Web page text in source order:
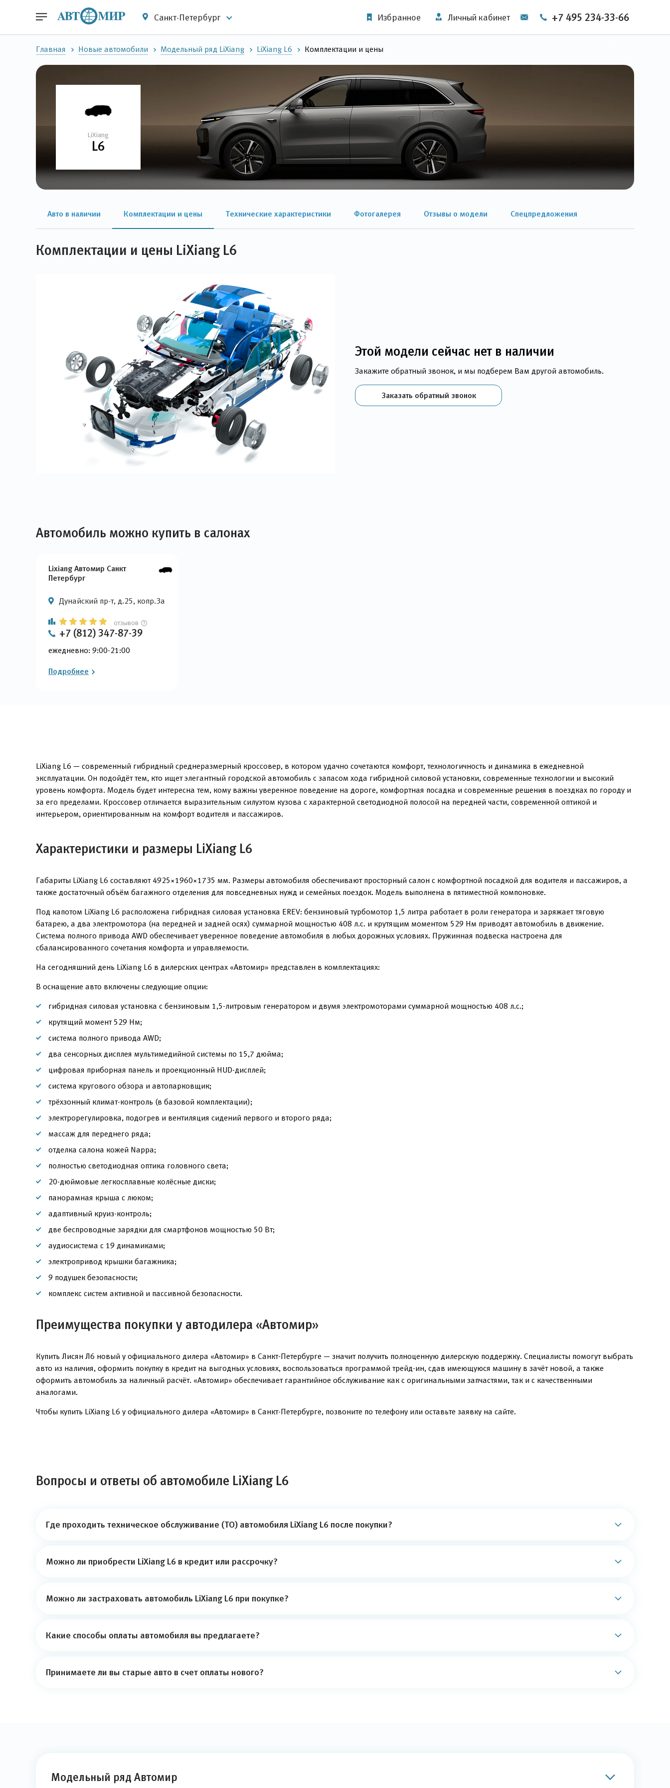
Санкт-Петербург Избранное Личный кабинет +7 495 234-33-66
Главная Новые автомобили Модельный ряд LiXiang LiXiang L6 Комплектации и цены
LiXiang
L6
Авто в наличии Комплектации и цены Технические характеристики Фотогалерея Отзывы о модели Спецпредложения
Комплектации и цены LiXiang L6
Этой модели сейчас нет в наличии
Закажите обратный звонок, и мы подберем Вам другой автомобиль.
Заказать обратный звонок
Автомобиль можно купить в салонах
Lixiang Автомир Санкт
Петербург
Дунайский пр-т, д.25, копр.3a
отзывов
+7 (812) 347-87-39
ежедневно: 9:00-21:00
Подробнее
LiXiang L6 — современный гибридный среднеразмерный кроссовер, в котором удачно сочетаются комфорт, технологичность и динамика в ежедневной
эксплуатации. Он подойдёт тем, кто ищет элегантный городской автомобиль с запасом хода гибридной силовой установки, современные технологии и высокий
уровень комфорта. Модель будет интересна тем, кому важны уверенное поведение на дороге, комфортная посадка и современные решения в поездках по городу и
за его пределами. Кроссовер отличается выразительным силуэтом кузова с характерной светодиодной полосой на передней части, современной оптикой и
интерьером, ориентированным на комфорт водителя и пассажиров.
Характеристики и размеры LiXiang L6
Габариты LiXiang L6 составляют 4925×1960×1735 мм. Размеры автомобиля обеспечивают просторный салон с комфортной посадкой для водителя и пассажиров, а
также достаточный объём багажного отделения для повседневных нужд и семейных поездок. Модель выполнена в пятиместной компоновке.
Под капотом LiXiang L6 расположена гибридная силовая установка EREV: бензиновый турбомотор 1,5 литра работает в роли генератора и заряжает тяговую
батарею, а два электромотора (на передней и задней осях) суммарной мощностью 408 л.с. и крутящим моментом 529 Нм приводят автомобиль в движение.
Система полного привода AWD обеспечивает уверенное поведение автомобиля в любых дорожных условиях. Пружинная подвеска настроена для
сбалансированного сочетания комфорта и управляемости.
На сегодняшний день LiXiang L6 в дилерских центрах «Автомир» представлен в комплектациях:
В оснащение авто включены следующие опции:
гибридная силовая установка с бензиновым 1,5-литровым генератором и двумя электромоторами суммарной мощностью 408 л.с.;
крутящий момент 529 Нм;
система полного привода AWD;
два сенсорных дисплея мультимедийной системы по 15,7 дюйма;
цифровая приборная панель и проекционный HUD-дисплей;
система кругового обзора и автопарковщик;
трёхзонный климат-контроль (в базовой комплектации);
электрорегулировка, подогрев и вентиляция сидений первого и второго ряда;
массаж для переднего ряда;
отделка салона кожей Nappa;
полностью светодиодная оптика головного света;
20-дюймовые легкосплавные колёсные диски;
панорамная крыша с люком;
адаптивный круиз-контроль;
две беспроводные зарядки для смартфонов мощностью 50 Вт;
аудиосистема с 19 динамиками;
электропривод крышки багажника;
9 подушек безопасности;
комплекс систем активной и пассивной безопасности.
Преимущества покупки у автодилера «Автомир»
Купить Лисян Л6 новый у официального дилера «Автомир» в Санкт-Петербурге — значит получить полноценную дилерскую поддержку. Специалисты помогут выбрать
авто из наличия, оформить покупку в кредит на выгодных условиях, воспользоваться программой трейд-ин, сдав имеющуюся машину в зачёт новой, а также
оформить автомобиль за наличный расчёт. «Автомир» обеспечивает гарантийное обслуживание как с оригинальными запчастями, так и с качественными
аналогами.
Чтобы купить LiXiang L6 у официального дилера «Автомир» в Санкт-Петербурге, позвоните по телефону или оставьте заявку на сайте.
Вопросы и ответы об автомобиле LiXiang L6
Где проходить техническое обслуживание (ТО) автомобиля LiXiang L6 после покупки?
Можно ли приобрести LiXiang L6 в кредит или рассрочку?
Можно ли застраховать автомобиль LiXiang L6 при покупке?
Какие способы оплаты автомобиля вы предлагаете?
Принимаете ли вы старые авто в счет оплаты нового?
Модельный ряд Автомир